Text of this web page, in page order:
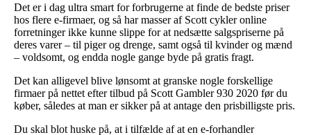
Det er i dag ultra smart for forbrugerne at finde de bedste priser
hos flere e-firmaer, og så har masser af Scott cykler online
forretninger ikke kunne slippe for at nedsætte salgspriserne på
deres varer – til piger og drenge, samt også til kvinder og mænd
– voldsomt, og endda nogle gange byde på gratis fragt.
Det kan alligevel blive lønsomt at granske nogle forskellige
firmaer på nettet efter tilbud på Scott Gambler 930 2020 før du
køber, således at man er sikker på at antage den prisbilligste pris.
Du skal blot huske på, at i tilfælde af at en e-forhandler